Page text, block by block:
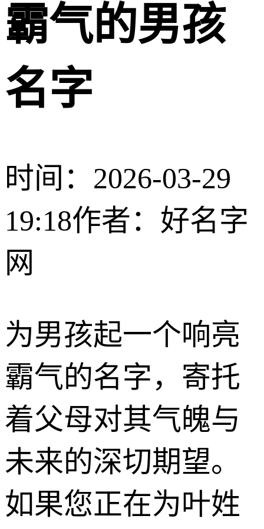
霸气的男孩
名字
时间：2026-03-29
19:18作者：好名字
网
为男孩起一个响亮
霸气的名字，寄托
着父母对其气魄与
未来的深切期望。
如果您正在为叶姓